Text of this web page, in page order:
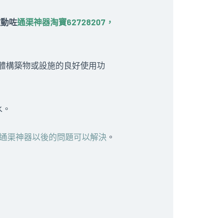
咗通渠神器淘寶62728207，
構築物或設施的良好使用功
渠神器以後的問題可以解決 。